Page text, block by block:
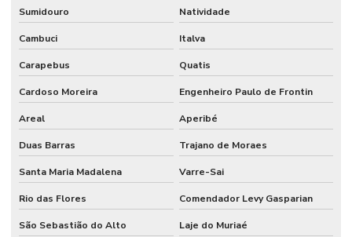
Sumidouro Natividade
Cambuci Italva
Carapebus Quatis
Cardoso Moreira Engenheiro Paulo de Frontin
Areal Aperibé
Duas Barras Trajano de Moraes
Santa Maria Madalena Varre-Sai
Rio das Flores Comendador Levy Gasparian
São Sebastião do Alto Laje do Muriaé